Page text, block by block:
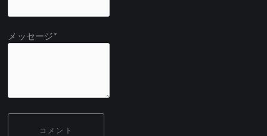
メッセージ*
コメント